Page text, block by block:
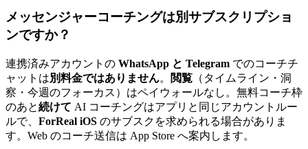
メッセンジャーコーチングは別サブスクリプショ
ンですか？
連携済みアカウントの WhatsApp と Telegram でのコーチチ
ャットは別料金ではありません。 閲覧 （タイムライン・洞
察・今週のフォーカス）はペイウォールなし。無料コーチ枠
のあと続けて AI コーチングはアプリと同じアカウントルー
ルで、 ForReal iOS のサブスクを求められる場合がありま
す。Web のコーチ送信は App Store へ案内します。